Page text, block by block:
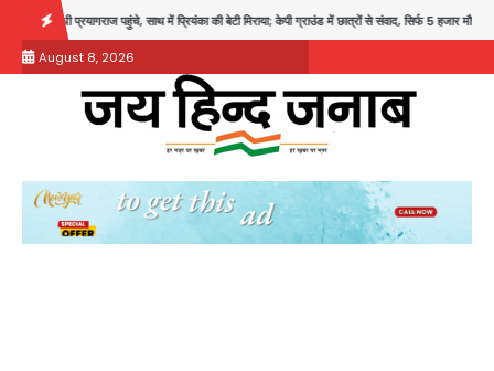
content
में प्रियंका की बेटी मिराया; केपी ग्राउंड में छात्रों से संवाद, सिर्फ 5 हजार मौजूद Atiq Ahmed :
August 8, 2026